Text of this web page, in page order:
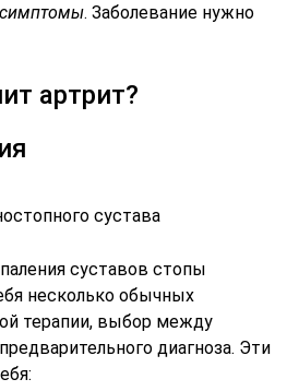
. Заболевание нужно
артрит?
сустава
суставов стопы
несколько обычных
терапии, выбор между
диагноза. Эти